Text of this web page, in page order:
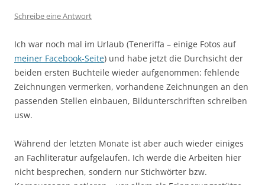
Schreibe eine Antwort
Ich war noch mal im Urlaub (Teneriffa – einige Fotos auf
meiner Facebook-Seite) und habe jetzt die Durchsicht der
beiden ersten Buchteile wieder aufgenommen: fehlende
Zeichnungen vermerken, vorhandene Zeichnungen an den
passenden Stellen einbauen, Bildunterschriften schreiben
usw.
Während der letzten Monate ist aber auch wieder einiges
an Fachliteratur aufgelaufen. Ich werde die Arbeiten hier
nicht besprechen, sondern nur Stichwörter bzw.